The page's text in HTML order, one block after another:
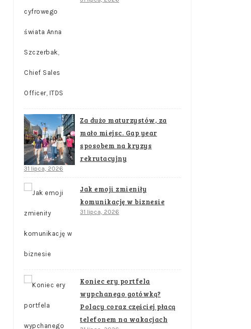
Za dużo maturzystów, za
mało miejsc. Gap year
sposobem na kryzys
rekrutacyjny
31 lipca, 2026
Jak emoji zmieniły
komunikację w biznesie
31 lipca, 2026
Koniec ery portfela
wypchanego gotówką?
Polacy coraz częściej płacą
telefonem na wakacjach